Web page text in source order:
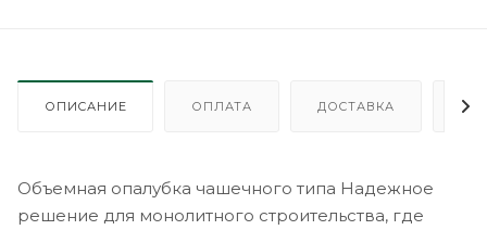
ОПИСАНИЕ ОПЛАТА ДОСТАВКА
Объемная опалубка чашечного типа Надежное
решение для монолитного строительства, где